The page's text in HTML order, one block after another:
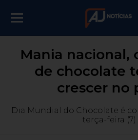
Mania nacional,
de chocolate
crescer no
Dia Mundial do Chocolate é
terça-feira (7)